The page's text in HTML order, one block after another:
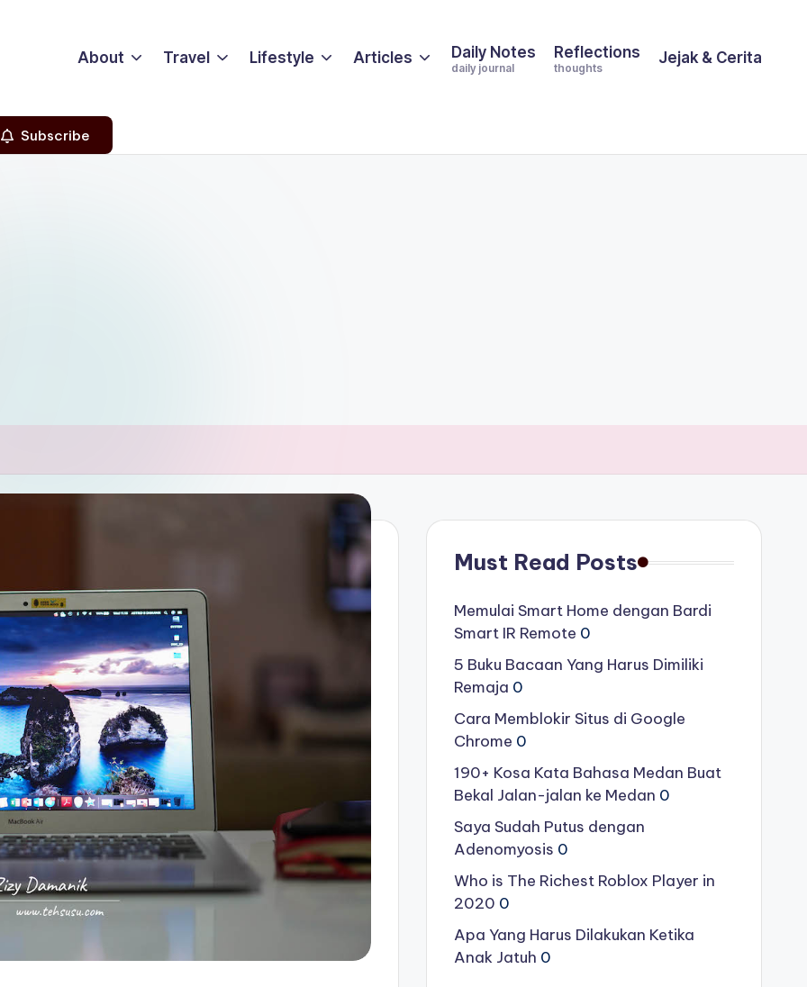
About Travel Lifestyle Articles Daily Notes
daily journal
Reflections
thoughts
Jejak & Cerita
Subscribe
Must Read Posts
Memulai Smart Home dengan Bardi
Smart IR Remote 0
5 Buku Bacaan Yang Harus Dimiliki
Remaja 0
Cara Memblokir Situs di Google
Chrome 0
190+ Kosa Kata Bahasa Medan Buat
Bekal Jalan-jalan ke Medan 0
Saya Sudah Putus dengan
Adenomyosis 0
Who is The Richest Roblox Player in
2020 0
Apa Yang Harus Dilakukan Ketika
Anak Jatuh 0